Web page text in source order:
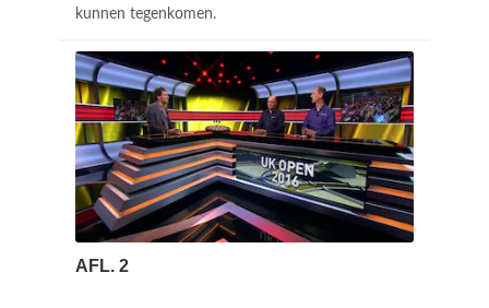
kunnen tegenkomen.
AFL. 2